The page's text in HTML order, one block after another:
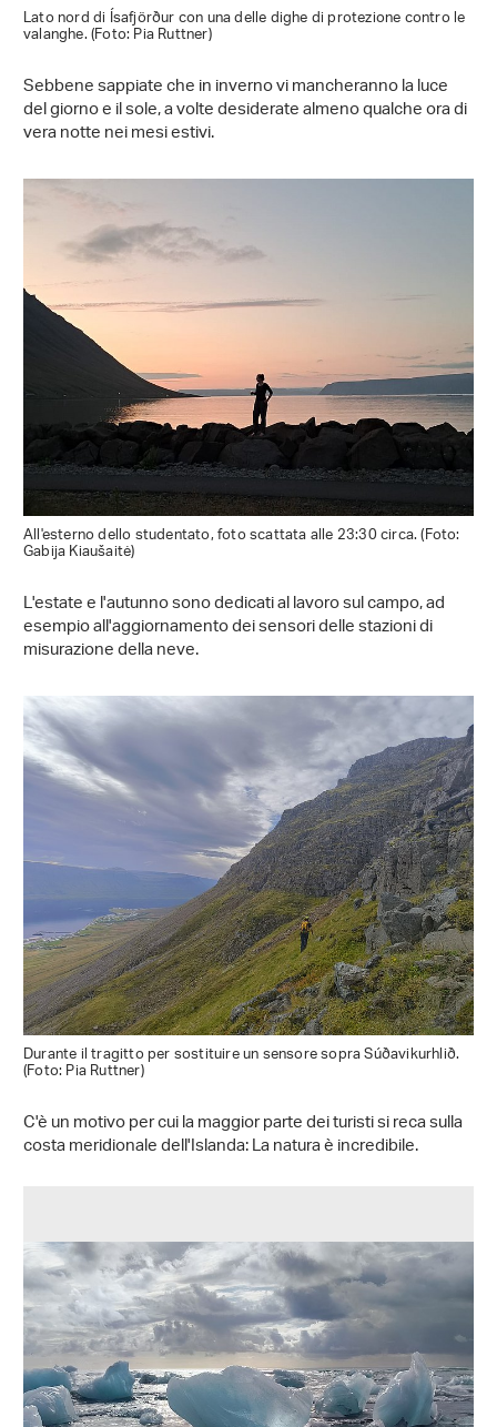
Lato nord di Ísafjörður con una delle dighe di protezione contro le
valanghe. (Foto: Pia Ruttner)
Sebbene sappiate che in inverno vi mancheranno la luce
del giorno e il sole, a volte desiderate almeno qualche ora di
vera notte nei mesi estivi.
All'esterno dello studentato, foto scattata alle 23:30 circa. (Foto:
Gabija Kiaušaitė)
L'estate e l'autunno sono dedicati al lavoro sul campo, ad
esempio all'aggiornamento dei sensori delle stazioni di
misurazione della neve.
Durante il tragitto per sostituire un sensore sopra Súðavikurhlið.
(Foto: Pia Ruttner)
C'è un motivo per cui la maggior parte dei turisti si reca sulla
costa meridionale dell'Islanda: La natura è incredibile.